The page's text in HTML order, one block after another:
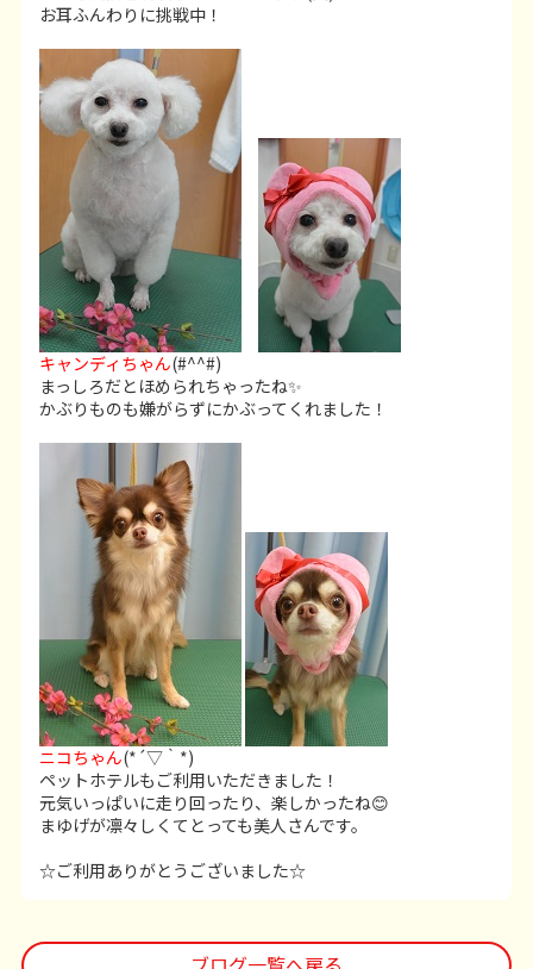
お耳ふんわりに挑戦中！
キャンディちゃん(#^^#)
まっしろだとほめられちゃったね✨
かぶりものも嫌がらずにかぶってくれました！
ニコちゃん(*´▽｀*)
ペットホテルもご利用いただきました！
元気いっぱいに走り回ったり、楽しかったね😊
まゆげが凛々しくてとっても美人さんです。
☆ご利用ありがとうございました☆